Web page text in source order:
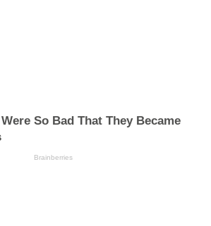
So Bad That They Became
Brainberries